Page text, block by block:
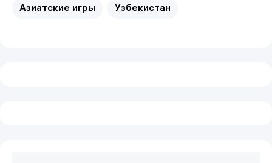
Азиатские игры Узбекистан